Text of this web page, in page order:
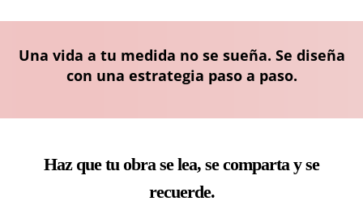
Una vida a tu medida no se sueña. Se diseña
con una estrategia paso a paso.
Haz que tu obra se lea, se comparta y se
recuerde.